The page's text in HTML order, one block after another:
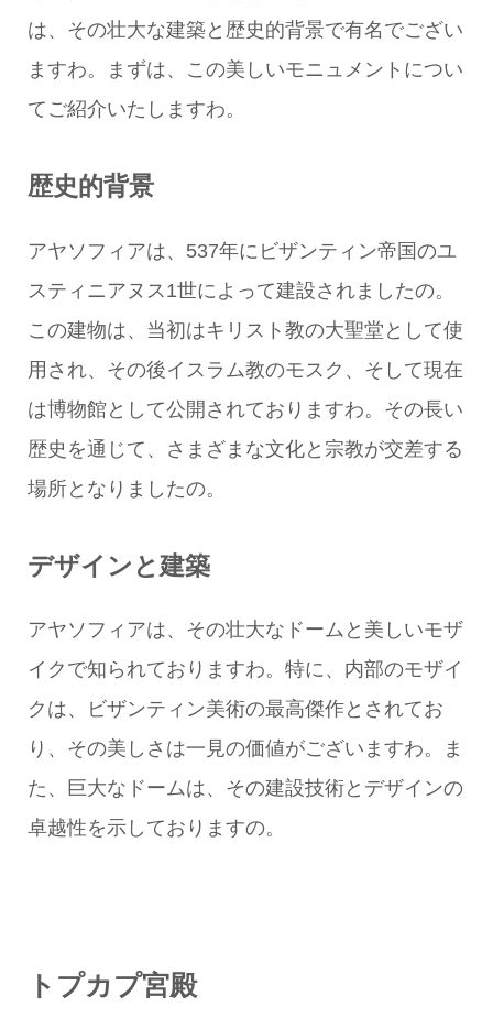
は、その壮大な建築と歴史的背景で有名でござい
ますわ。まずは、この美しいモニュメントについ
てご紹介いたしますわ。
歴史的背景
アヤソフィアは、537年にビザンティン帝国のユ
スティニアヌス1世によって建設されましたの。
この建物は、当初はキリスト教の大聖堂として使
用され、その後イスラム教のモスク、そして現在
は博物館として公開されておりますわ。その長い
歴史を通じて、さまざまな文化と宗教が交差する
場所となりましたの。
デザインと建築
アヤソフィアは、その壮大なドームと美しいモザ
イクで知られておりますわ。特に、内部のモザイ
クは、ビザンティン美術の最高傑作とされてお
り、その美しさは一見の価値がございますわ。ま
た、巨大なドームは、その建設技術とデザインの
卓越性を示しておりますの。
トプカプ宮殿